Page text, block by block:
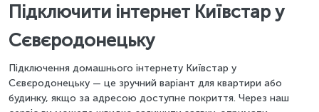
Підключити інтернет Київстар у
Сєвєродонецьку
Підключення домашнього інтернету Київстар у
Сєвєродонецьку — це зручний варіант для квартири або
будинку, якщо за адресою доступне покриття. Через наш